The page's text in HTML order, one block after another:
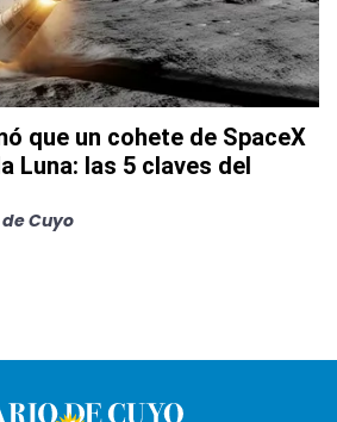
que un cohete de SpaceX
Luna: las 5 claves del
Cuyo